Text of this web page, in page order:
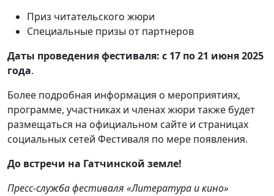
Приз читательского жюри
Специальные призы от партнеров
Даты проведения фестиваля: с 17 по 21 июня 2025
года.
Более подробная информация о мероприятиях,
программе, участниках и членах жюри также будет
размещаться на официальном сайте и страницах
социальных сетей Фестиваля по мере появления.
До встречи на Гатчинской земле!
Пресс-служба фестиваля «Литература и кино»